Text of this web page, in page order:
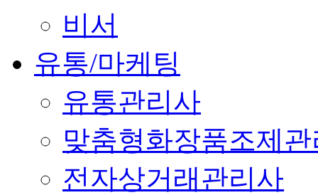
비서
유통/마케팅
유통관리사
맞춤형화장품조제
전자상거래관리사